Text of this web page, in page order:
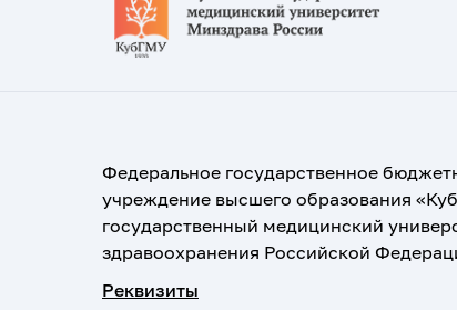
Федеральное государственное
учреждение высшего образования
государственный медицинский
здравоохранения Российской
Реквизиты